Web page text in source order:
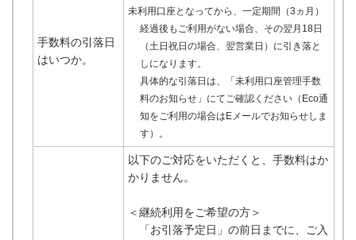
手数料の引落日
はいつか。
未利用口座となってから、一定期間（3ヵ月）
経過後もご利用がない場合、その翌月18日
（土日祝日の場合、翌営業日）に引き落と
しになります。
具体的な引落日は、「未利用口座管理手数
料のお知らせ」にてご確認ください（Eco通
知をご利用の場合はEメールでお知らせしま
す）。
以下のご対応をいただくと、手数料はか
かりません。
＜継続利用をご希望の方＞
「お引落予定日」の前日までに、ご入